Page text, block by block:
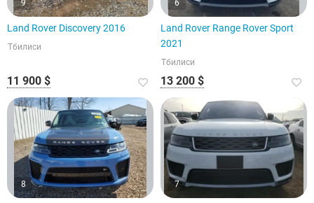
9
Land Rover Discovery 2016
Тбилиси
11 900 $
6
Land Rover Range Rover Sport
2021
Тбилиси
13 200 $
8 7